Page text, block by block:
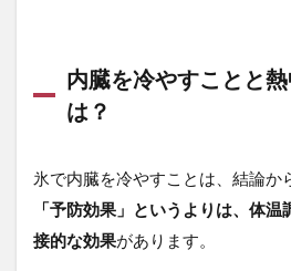
内臓を冷やすことと
は？
氷で内臓を冷やすことは、結論か
「予防効果」というよりは、体
接的な効果があります。